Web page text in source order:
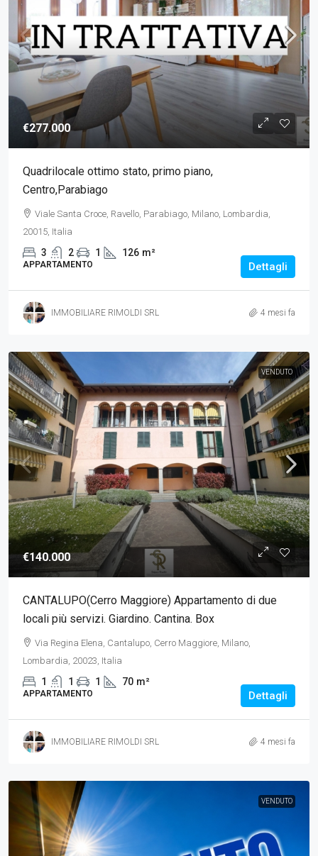
€277.000
Quadrilocale ottimo stato, primo piano,
Centro,Parabiago
Viale Santa Croce, Ravello, Parabiago, Milano, Lombardia,
20015, Italia
3 2 1 126 m²
APPARTAMENTO Dettagli
IMMOBILIARE RIMOLDI SRL 4 mesi fa
VENDUTO
€140.000
CANTALUPO(Cerro Maggiore) Appartamento di due
locali più servizi. Giardino. Cantina. Box
Via Regina Elena, Cantalupo, Cerro Maggiore, Milano,
Lombardia, 20023, Italia
1 1 1 70 m²
APPARTAMENTO Dettagli
IMMOBILIARE RIMOLDI SRL 4 mesi fa
VENDUTO